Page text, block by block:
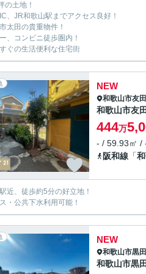
の土地！
、JR和歌山駅までアクセス良好！
太田の貴重物件！
、コンビニ徒歩圏内！
ぐの生活便利な住宅街
NEW
和歌山市友
和歌山市友
444万
- / 59.93㎡ /
阪和線 「
近、徒歩約5分の好立地！
・公共下水利用可能！
NEW
和歌山市黒田
和歌山市黒